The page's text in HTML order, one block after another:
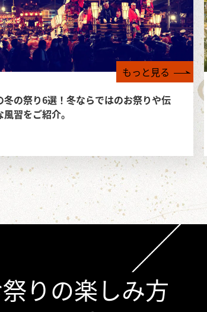
冬の祭り6選！冬ならではのお祭りや伝
習をご紹介。
もっと見る
りの楽しみ方